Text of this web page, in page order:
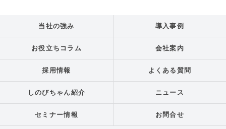
当社の強み 導入事例
お役立ちコラム 会社案内
採用情報 よくある質問
しのびちゃん紹介 ニュース
セミナー情報 お問合せ